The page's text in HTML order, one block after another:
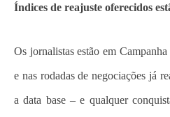
Índices de reajuste oferecidos
Os jornalistas estão em
e nas rodadas de negociações já
a data base – e qualquer